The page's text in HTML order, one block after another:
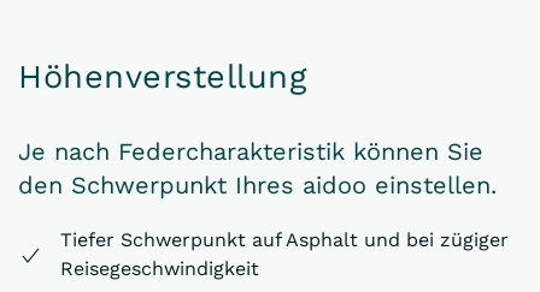
Höhenverstellung
Je nach Federcharakteristik können Sie
den Schwerpunkt Ihres aidoo einstellen.
Tiefer Schwerpunkt auf Asphalt und bei zügiger
Reisegeschwindigkeit